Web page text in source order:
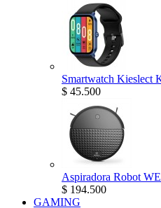
Smartwatch Kieslect
$ 45.500
Aspiradora Robot
$ 194.500
GAMING